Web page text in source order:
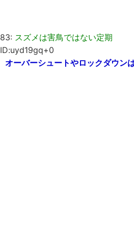
83: スズメは害鳥ではない定期
ID:uyd19gq+0
オーバーシュートやロックダウン